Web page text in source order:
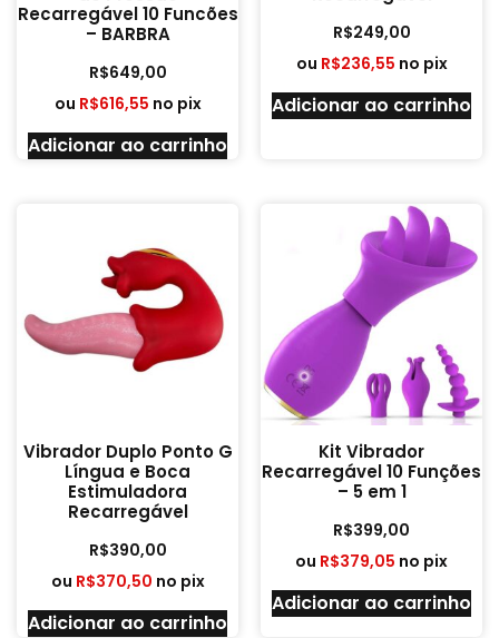
Recarregável 10 Funcões
– BARBRA
R$649,00
ou R$616,55 no pix
Adicionar ao carrinho
R$249,00
ou R$236,55 no pix
Adicionar ao carrinho
Vibrador Duplo Ponto G
Língua e Boca
Estimuladora
Recarregável
R$390,00
ou R$370,50 no pix
Adicionar ao carrinho
Kit Vibrador
Recarregável 10 Funções
– 5 em 1
R$399,00
ou R$379,05 no pix
Adicionar ao carrinho